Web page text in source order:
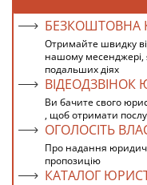
БЕЗКОШТОВНА
Отримайте швидку
нашому месенджері,
подальших діях
ВІДЕОДЗВІНОК
Ви бачите свого
, щоб отримати
ОГОЛОСІТЬ
Про надання
пропозицію
КАТАЛОГ